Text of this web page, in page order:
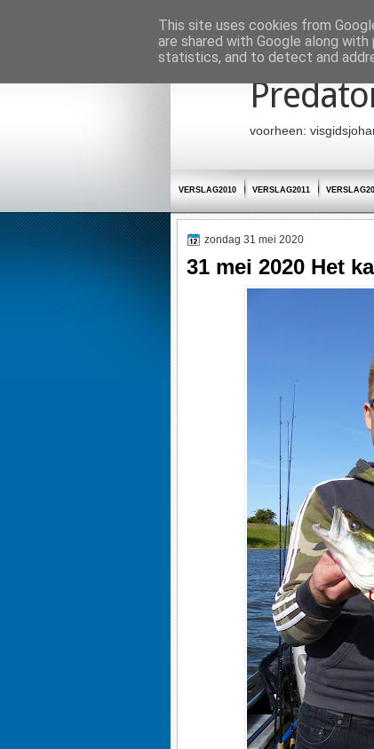
Startpagina
voorheen:
VERSLAG2010 VERSLAG2011
zondag 31 mei 2020
31 mei 2020 Het
This site uses cookies from
are shared with Google along
statistics, and to detect and